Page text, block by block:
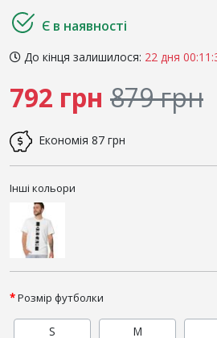
Є в наявності
До кінця залишилося: 22 дня
792 грн 879 грн
Економія 87 грн
Інші кольори
Розмір футболки
S M